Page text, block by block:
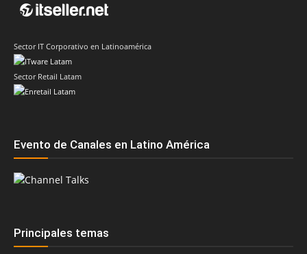
Sector IT Corporativo en Latinoamérica
Sector Retail Latam
Evento de Canales en Latino América
Principales temas